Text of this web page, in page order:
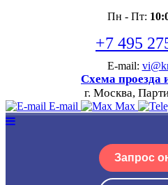
Пн - Пт:
+7 495
E-mail:
Схема проезда
г. Москва,
E-mail Max
Запрос